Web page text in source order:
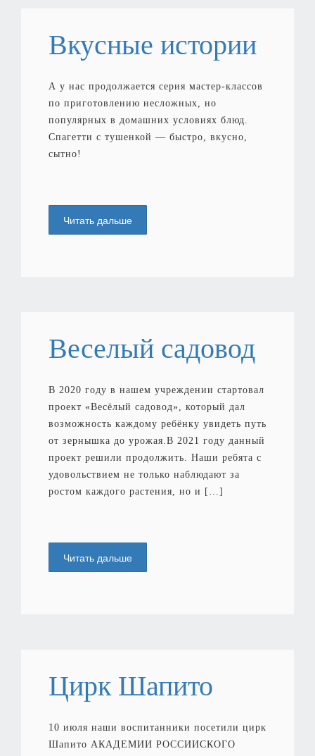
Вкусные истории
А у нас продолжается серия мастер-классов
по приготовлению несложных, но
популярных в домашних условиях блюд.
Спагетти с тушенкой — быстро, вкусно,
сытно!
Читать дальше
Веселый садовод
В 2020 году в нашем учреждении стартовал
проект «Весёлый садовод», который дал
возможность каждому ребёнку увидеть путь
от зернышка до урожая.В 2021 году данный
проект решили продолжить. Наши ребята с
удовольствием не только наблюдают за
ростом каждого растения, но и […]
Читать дальше
Цирк Шапито
10 июля наши воспитанники посетили цирк
Шапито АКАДЕМИИ РОССИИСКОГО